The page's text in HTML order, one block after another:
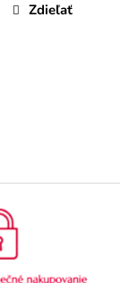
Zdieľať